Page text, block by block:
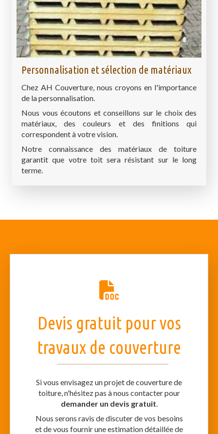
Personnalisation et sélection de matériaux
Chez AH Couverture, nous croyons en l'importance
de la personnalisation.
Nous vous écoutons et conseillons sur le choix des
matériaux, des couleurs et des finitions qui
correspondent à votre vision.
Notre connaissance des matériaux de toiture
garantit que votre toit sera résistant sur le long
terme.
Devis gratuit pour vos
travaux de couverture
Si vous envisagez un projet de couverture de
toiture, n'hésitez pas à nous contacter pour
demander un devis gratuit
Nous serons ravis de discuter de vos besoins
et de vous fournir une estimation détaillée de